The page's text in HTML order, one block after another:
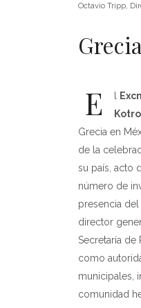
Octavio Tripp,
E
Grecia en
de la
su país, acto
número de
presencia del
director
Secretaría de
como
municipales,
comunidad